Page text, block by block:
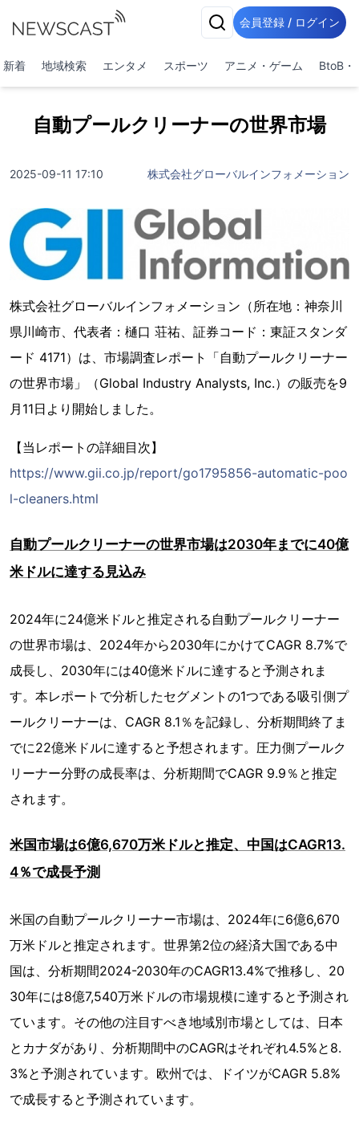
会員登録 / ログイン
新着 地域検索 エンタメ スポーツ アニメ・ゲーム BtoB・
自動プールクリーナーの世界市場
2025-09-11 17:10 株式会社グローバルインフォメーション
株式会社グローバルインフォメーション（所在地：神奈川
県川崎市、代表者：樋口 荘祐、証券コード：東証スタンダ
ード 4171）は、市場調査レポート「自動プールクリーナー
の世界市場」（Global Industry Analysts, Inc.）の販売を9
月11日より開始しました。
【当レポートの詳細目次】
https://www.gii.co.jp/report/go1795856-automatic-poo
l-cleaners.html
自動プールクリーナーの世界市場は2030年までに40億
米ドルに達する見込み
2024年に24億米ドルと推定される自動プールクリーナー
の世界市場は、2024年から2030年にかけてCAGR 8.7%で
成長し、2030年には40億米ドルに達すると予測されま
す。本レポートで分析したセグメントの1つである吸引側プ
ールクリーナーは、CAGR 8.1％を記録し、分析期間終了ま
でに22億米ドルに達すると予想されます。圧力側プールク
リーナー分野の成長率は、分析期間でCAGR 9.9％と推定
されます。
米国市場は6億6,670万米ドルと推定、中国はCAGR13.
4％で成長予測
米国の自動プールクリーナー市場は、2024年に6億6,670
万米ドルと推定されます。世界第2位の経済大国である中
国は、分析期間2024-2030年のCAGR13.4%で推移し、20
30年には8億7,540万米ドルの市場規模に達すると予測され
ています。その他の注目すべき地域別市場としては、日本
とカナダがあり、分析期間中のCAGRはそれぞれ4.5%と8.
3%と予測されています。欧州では、ドイツがCAGR 5.8%
で成長すると予測されています。